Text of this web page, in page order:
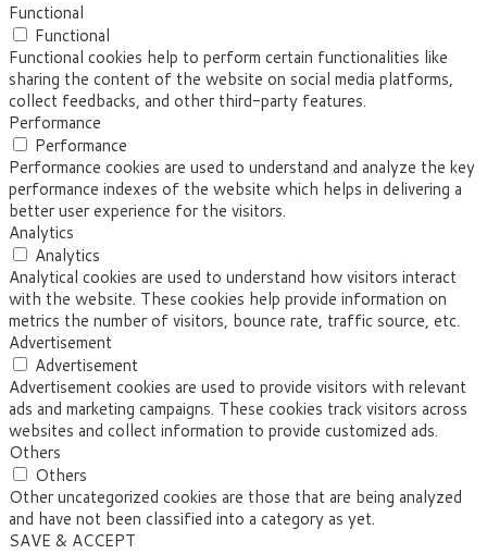
Functional
Functional
Functional cookies help to perform certain functionalities like
sharing the content of the website on social media platforms,
collect feedbacks, and other third-party features.
Performance
Performance
Performance cookies are used to understand and analyze the key
performance indexes of the website which helps in delivering a
better user experience for the visitors.
Analytics
Analytics
Analytical cookies are used to understand how visitors interact
with the website. These cookies help provide information on
metrics the number of visitors, bounce rate, traffic source, etc.
Advertisement
Advertisement
Advertisement cookies are used to provide visitors with relevant
ads and marketing campaigns. These cookies track visitors across
websites and collect information to provide customized ads.
Others
Others
Other uncategorized cookies are those that are being analyzed
and have not been classified into a category as yet.
SAVE & ACCEPT